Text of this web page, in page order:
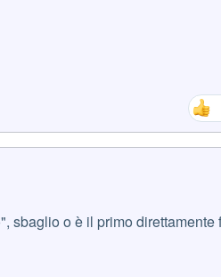
sbaglio o è il primo direttamente